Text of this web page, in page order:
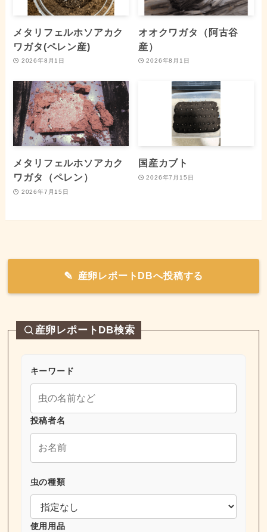
メタリフェルホソアカク
ワガタ(ペレン産)
2026年8月1日
オオクワガタ（阿古谷
産）
2026年8月1日
メタリフェルホソアカク
ワガタ（ペレン）
2026年7月15日
国産カブト
2026年7月15日
産卵レポートDBへ投稿する
産卵レポートDB検索
キーワード
投稿者名
虫の種類
使用用品